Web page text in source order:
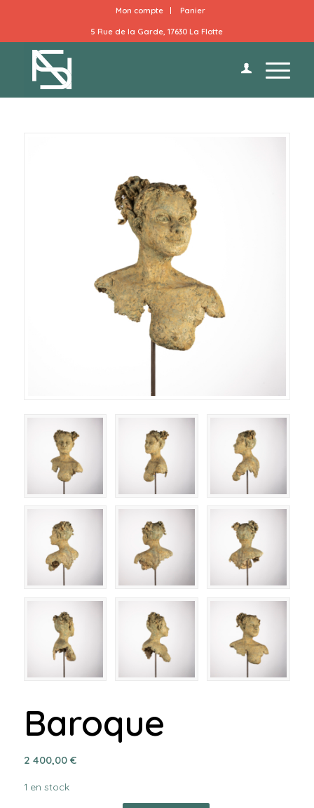
Mon compte Panier
5 Rue de la Garde, 17630 La Flotte
Baroque
2 400,00 €
1 en stock